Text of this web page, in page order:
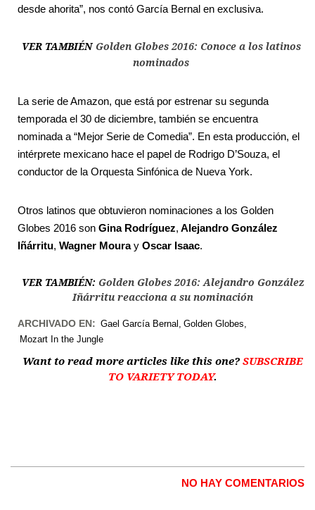
desde ahorita”, nos contó García Bernal en exclusiva.
VER TAMBIÉN Golden Globes 2016: Conoce a los latinos
nominados
La serie de Amazon, que está por estrenar su segunda
temporada el 30 de diciembre, también se encuentra
nominada a “Mejor Serie de Comedia”. En esta producción, el
intérprete mexicano hace el papel de Rodrigo D’Souza, el
conductor de la Orquesta Sinfónica de Nueva York.
Otros latinos que obtuvieron nominaciones a los Golden
Globes 2016 son Gina Rodríguez, Alejandro González
Iñárritu, Wagner Mouray Oscar Isaac.
VER TAMBIÉN: Golden Globes 2016: Alejandro González
Iñárritu reacciona a su nominación
ARCHIVADO EN: Gael García Bernal Golden Globes
Mozart In the Jungle
Want to read more articles like this one?SUBSCRIBE
TO VARIETY TODAY.
NO HAY COMENTARIOS